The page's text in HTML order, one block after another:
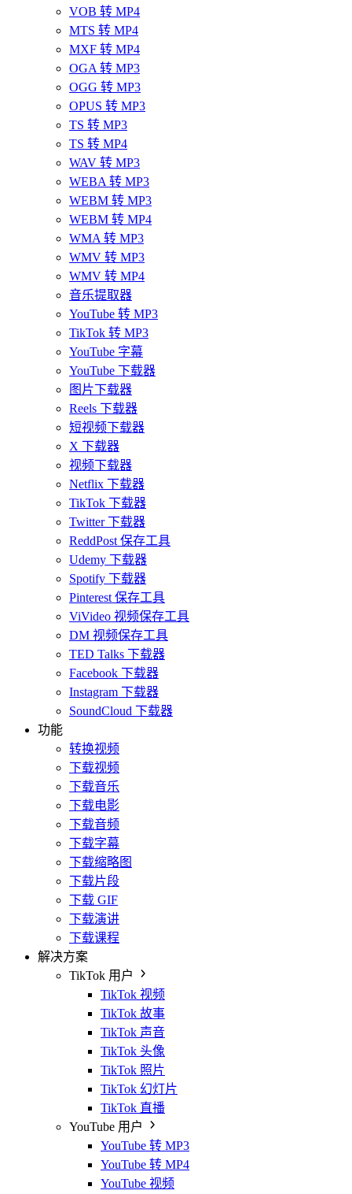
VOB 转 MP4
MTS 转 MP4
MXF 转 MP4
OGA 转 MP3
OGG 转 MP3
OPUS 转 MP3
TS 转 MP3
TS 转 MP4
WAV 转 MP3
WEBA 转 MP3
WEBM 转 MP3
WEBM 转 MP4
WMA 转 MP3
WMV 转 MP3
WMV 转 MP4
音乐提取器
YouTube 转 MP3
TikTok 转 MP3
YouTube 字幕
YouTube 下载器
图片下载器
Reels 下载器
短视频下载器
X 下载器
视频下载器
Netflix 下载器
TikTok 下载器
Twitter 下载器
ReddPost 保存工具
Udemy 下载器
Spotify 下载器
Pinterest 保存工具
ViVideo 视频保存工具
DM 视频保存工具
TED Talks 下载器
Facebook 下载器
Instagram 下载器
SoundCloud 下载器
功能
转换视频
下载视频
下载音乐
下载电影
下载音频
下载字幕
下载缩略图
下载片段
下载 GIF
下载演讲
下载课程
解决方案
TikTok 用户
TikTok 视频
TikTok 故事
TikTok 声音
TikTok 头像
TikTok 照片
TikTok 幻灯片
TikTok 直播
YouTube 用户
YouTube 转 MP3
YouTube 转 MP4
YouTube 视频